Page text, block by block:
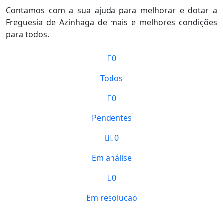
Contamos com a sua ajuda para melhorar e dotar a
Freguesia de Azinhaga de mais e melhores condições
para todos.
0
Todos
0
Pendentes
0
Em análise
0
Em resolucao